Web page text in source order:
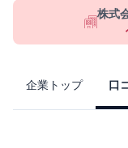
株式
企業トップ 口